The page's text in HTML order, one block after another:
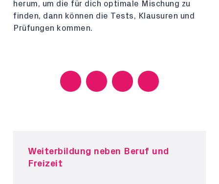
herum, um die für dich optimale Mischung zu
finden, dann können die Tests, Klausuren und
Prüfungen kommen.
Weiterbildung neben Beruf und
Freizeit